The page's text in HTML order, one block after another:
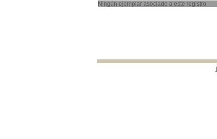
Ningún ejemplar asociado a este registro